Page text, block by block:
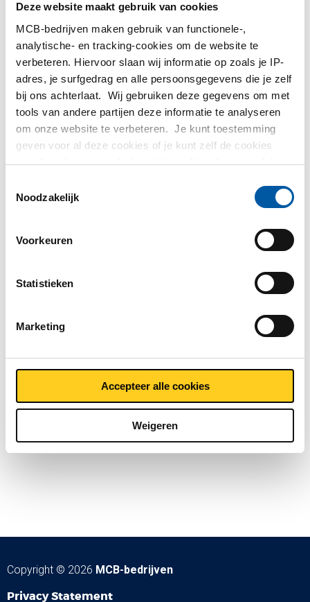
Deze website maakt gebruik van cookies
MCB-bedrijven maken gebruik van functionele-,
analytische- en tracking-cookies om de website te
verbeteren. Hiervoor slaan wij informatie op zoals je IP-
adres, je surfgedrag en alle persoonsgegevens die je zelf
bij ons achterlaat. Wij gebruiken deze gegevens om met
tools van andere partijen deze informatie te analyseren
om onze website te verbeteren. Je kunt toestemming
geven voor al deze cookies of je kunt zelf de cookies
instellen als je niet wilt dat wij bepaalde informatie delen.
partijen waarmee wij samenwerken vind je in ons
Noodzakelijk
Voorkeuren
Statistieken
Marketing
Accepteer alle cookies
Weigeren
Testas
TS Métaux
Copyright © 2026 MCB-bedrijven
Privacy Statement